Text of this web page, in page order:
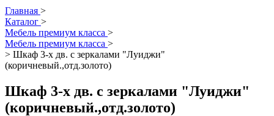
Главная >
Каталог >
Мебель премиум класса >
Мебель премиум класса >
> Шкаф 3-х дв. с зеркалами "Луиджи"
(коричневый.,отд.золото)
Шкаф 3-х дв. с зеркалами "Луиджи"
(коричневый.,отд.золото)